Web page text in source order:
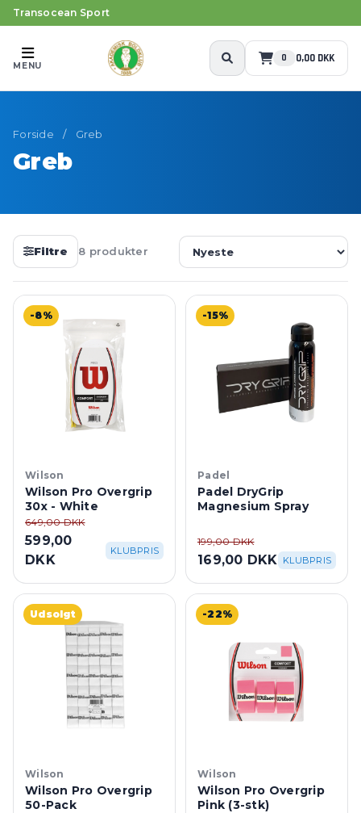
Transocean Sport
MENU
0 0,00 DKK
Forside / Greb
Greb
Filtre 8 produkter
-8%
Wilson
Wilson Pro Overgrip
30x - White
649,00 DKK
599,00
DKK
KLUBPRIS
-15%
Padel
Padel DryGrip
Magnesium Spray
199,00 DKK
169,00 DKK KLUBPRIS
Udsolgt
Wilson
Wilson Pro Overgrip
50-Pack
-22%
Wilson
Wilson Pro Overgrip
Pink (3-stk)